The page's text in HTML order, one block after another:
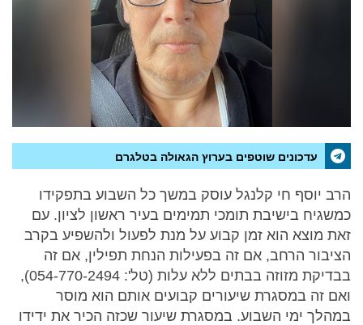
עדכונים שוטפים בערוץ הגאולה בטלגרם
הרב יוסף חי קלנגל עוסק במשך כל השבוע בתפקידו
כמשגיח בישיבת תומכי תמימים בעיר ראשון לציון. עם
זאת מוצא הוא זמן קבוע על מנת לפעול ולהשפיע בקרב
הציבור הרחב, אם זה בפעילות הנחת תפילין, אם זה
בבדיקת מזוזה בבתים ללא עלות (טל': 054-770-2494),
ואם זה במסגרת שיעורים קבועים אותם הוא מוסר
במהלך ימי השבוע. במסגרת שיעור שכזה הכיר את ידידו